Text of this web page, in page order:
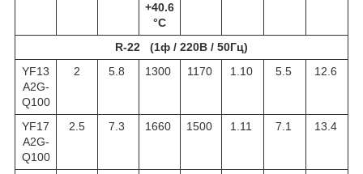
+40.6
°C
R-22 (1ф / 220В / 50Гц)
YF13
A2G-
Q100
2 5.8 1300 1170 1.10 5.5 12.6
YF17
A2G-
Q100
2.5 7.3 1660 1500 1.11 7.1 13.4